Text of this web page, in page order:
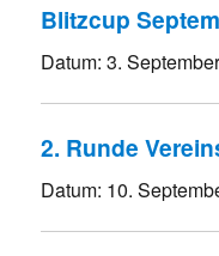
Blitzcup
Datum:3.
2. Runde
Datum: 10.